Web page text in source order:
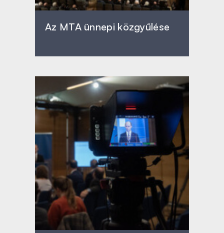
Az MTA ünnepi közgyűlése